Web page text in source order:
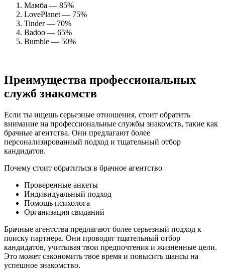
Мамба — 85%
LovePlanet — 75%
Tinder — 70%
Badoo — 65%
Bumble — 50%
Преимущества профессиональных
служб знакомств
Если ты ищешь серьезные отношения, стоит обратить
внимание на профессиональные службы знакомств, такие как
брачные агентства. Они предлагают более
персонализированный подход и тщательный отбор
кандидатов.
Почему стоит обратиться в брачное агентство
Проверенные анкеты
Индивидуальный подход
Помощь психолога
Организация свиданий
Брачные агентства предлагают более серьезный подход к
поиску партнера. Они проводят тщательный отбор
кандидатов, учитывая твои предпочтения и жизненные цели.
Это может сэкономить твое время и повысить шансы на
успешное знакомство.